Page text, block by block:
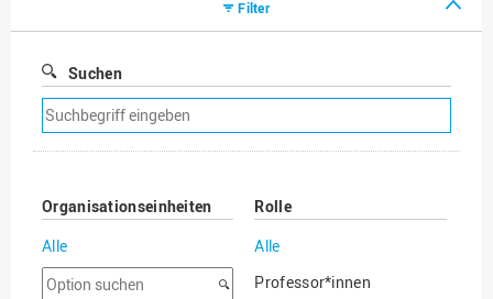
Filter
Suchen
Suchfilter
entfernen
Organisationseinheiten
Alle
Option
Rolle
Alle
Professor*innen